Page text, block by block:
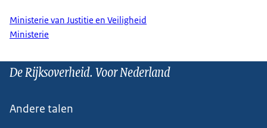
Ministerie van Justitie en Veiligheid
Ministerie
De Rijksoverheid. Voor Nederland
Andere talen